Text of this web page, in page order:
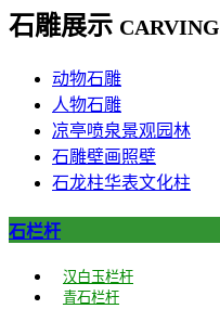
石雕展示 CARVING
动物石雕
人物石雕
凉亭喷泉景观园林
石雕壁画照壁
石龙柱华表文化柱
石栏杆
汉白玉栏杆
青石栏杆